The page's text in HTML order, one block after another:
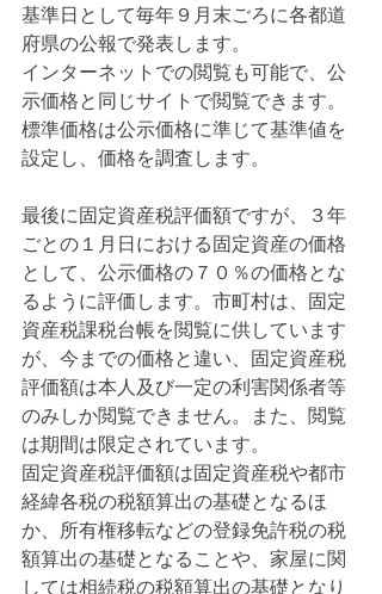
基準日として毎年９月末ごろに各都道
府県の公報で発表します。
インターネットでの閲覧も可能で、公
示価格と同じサイトで閲覧できます。
標準価格は公示価格に準じて基準値を
設定し、価格を調査します。
最後に固定資産税評価額ですが、３年
ごとの１月日における固定資産の価格
として、公示価格の７０％の価格とな
るように評価します。市町村は、固定
資産税課税台帳を閲覧に供しています
が、今までの価格と違い、固定資産税
評価額は本人及び一定の利害関係者等
のみしか閲覧できません。また、閲覧
は期間は限定されています。
固定資産税評価額は固定資産税や都市
経緯各税の税額算出の基礎となるほ
か、所有権移転などの登録免許税の税
額算出の基礎となることや、家屋に関
しては相続税の税額算出の基礎となり